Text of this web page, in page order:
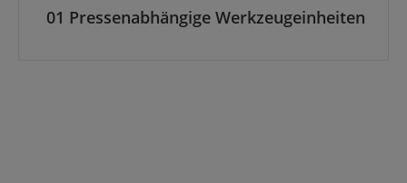
01 Pressenabhängige Werkzeugeinheiten